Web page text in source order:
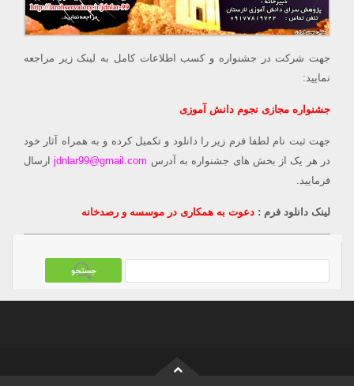
جهت شرکت در جشنواره و کسب اطلاعات کامل به لینک زیر مراجعه
نمایید:
جشنواره مجازی نجوم دانش آموزی
جهت ثبت نام لطفا فرم زیر را دانلود و تکمیل کرده و به همراه آثار خود
در هر یک از بخش های جشنواره به آدرس jdnlar99@gmail.comارسال
فرمایید.
لینک دانلود فرم : دعوت به همکاری در موسسه و رصدخانه